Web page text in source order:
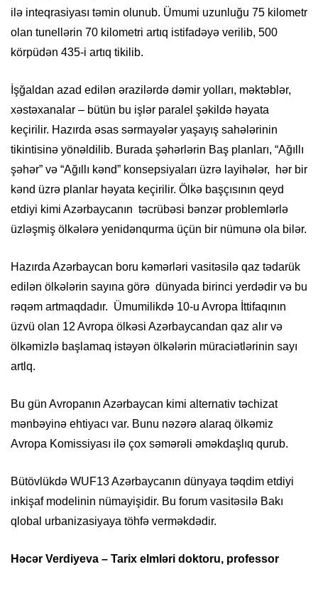
ilə inteqrasiyası təmin olunub. Ümumi uzunluğu 75 kilometr
olan tunellərin 70 kilometri artıq istifadəyə verilib, 500
körpüdən 435-i artıq tikilib.
İşğaldan azad edilən ərazilərdə dəmir yolları, məktəblər,
xəstəxanalar – bütün bu işlər paralel şəkildə həyata
keçirilir. Hazırda əsas sərmayələr yaşayış sahələrinin
tikintisinə yönəldilib. Burada şəhərlərin Baş planları, “Ağıllı
şəhər” və “Ağıllı kənd” konsepsiyaları üzrə layihələr, hər bir
kənd üzrə planlar həyata keçirilir. Ölkə başçısının qeyd
etdiyi kimi Azərbaycanın təcrübəsi bənzər problemlərlə
üzləşmiş ölkələrə yenidənqurma üçün bir nümunə ola bilər.
Hazırda Azərbaycan boru kəmərləri vasitəsilə qaz tədarük
edilən ölkələrin sayına görə dünyada birinci yerdədir və bu
rəqəm artmaqdadır. Ümumilikdə 10-u Avropa İttifaqının
üzvü olan 12 Avropa ölkəsi Azərbaycandan qaz alır və
ölkəmizlə başlamaq istəyən ölkələrin müraciətlərinin sayı
artlq.
Bu gün Avropanın Azərbaycan kimi alternativ təchizat
mənbəyinə ehtiyacı var. Bunu nəzərə alaraq ölkəmiz
Avropa Komissiyası ilə çox səmərəli əməkdaşlıq qurub.
Bütövlükdə WUF13 Azərbaycanın dünyaya təqdim etdiyi
inkişaf modelinin nümayişidir. Bu forum vasitəsilə Bakı
qlobal urbanizasiyaya töhfə verməkdədir.
Həcər Verdiyeva – Tarix elmləri doktoru, professor